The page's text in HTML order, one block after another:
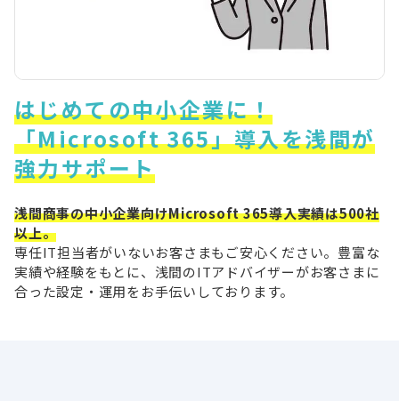
はじめての中小企業に！
「Microsoft 365」導入を浅間が
強力サポート
浅間商事の中小企業向けMicrosoft 365導入実績は500社
以上。
専任IT担当者がいないお客さまもご安心ください。豊富な
実績や経験をもとに、浅間のITアドバイザーがお客さまに
合った設定・運用をお手伝いしております。